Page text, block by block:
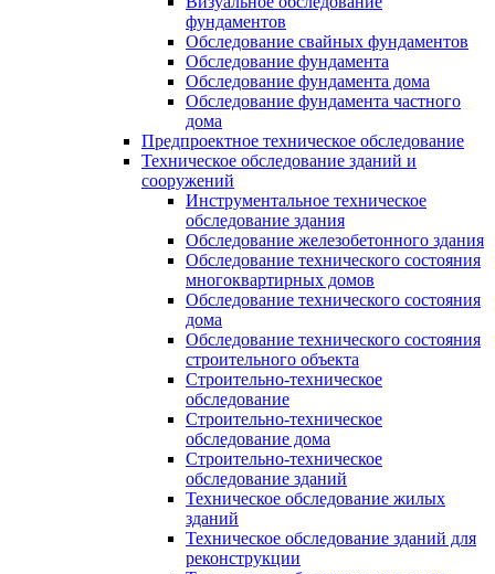
фундаментов
Обследование свайных фундаментов
Обследование фундамента
Обследование фундамента дома
Обследование фундамента частного
дома
Предпроектное техническое обследование
Техническое обследование зданий и
сооружений
Инструментальное техническое
обследование здания
Обследование железобетонного здания
Обследование технического состояния
многоквартирных домов
Обследование технического состояния
дома
Обследование технического состояния
строительного объекта
Строительно-техническое
обследование
Строительно-техническое
обследование дома
Строительно-техническое
обследование зданий
Техническое обследование жилых
зданий
Техническое обследование зданий для
реконструкции